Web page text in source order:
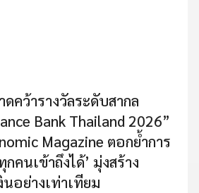
ดคว้ารางวัลระดับสากล
Bank Thailand 2026”
Magazine ตอกย้ำการ
คนเข้าถึงได้’ มุ่งสร้าง
นอย่างเท่าเทียม